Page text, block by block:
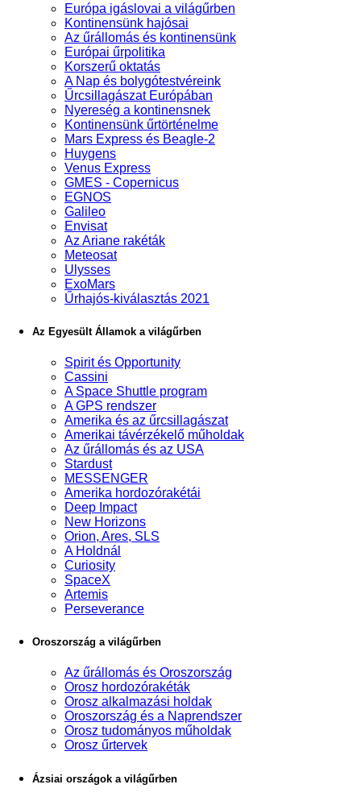
Európa igáslovai a világűrben
Kontinensünk hajósai
Az űrállomás és kontinensünk
Európai űrpolitika
Korszerű oktatás
A Nap és bolygótestvéreink
Űrcsillagászat Európában
Nyereség a kontinensnek
Kontinensünk űrtörténelme
Mars Express és Beagle-2
Huygens
Venus Express
GMES - Copernicus
EGNOS
Galileo
Envisat
Az Ariane rakéták
Meteosat
Ulysses
ExoMars
Űrhajós-kiválasztás 2021
Az Egyesült Államok a világűrben
Spirit és Opportunity
Cassini
A Space Shuttle program
A GPS rendszer
Amerika és az űrcsillagászat
Amerikai távérzékelő műholdak
Az űrállomás és az USA
Stardust
MESSENGER
Amerika hordozórakétái
Deep Impact
New Horizons
Orion, Ares, SLS
A Holdnál
Curiosity
SpaceX
Artemis
Perseverance
Oroszország a világűrben
Az űrállomás és Oroszország
Orosz hordozórakéták
Orosz alkalmazási holdak
Oroszország és a Naprendszer
Orosz tudományos műholdak
Orosz űrtervek
Ázsiai országok a világűrben